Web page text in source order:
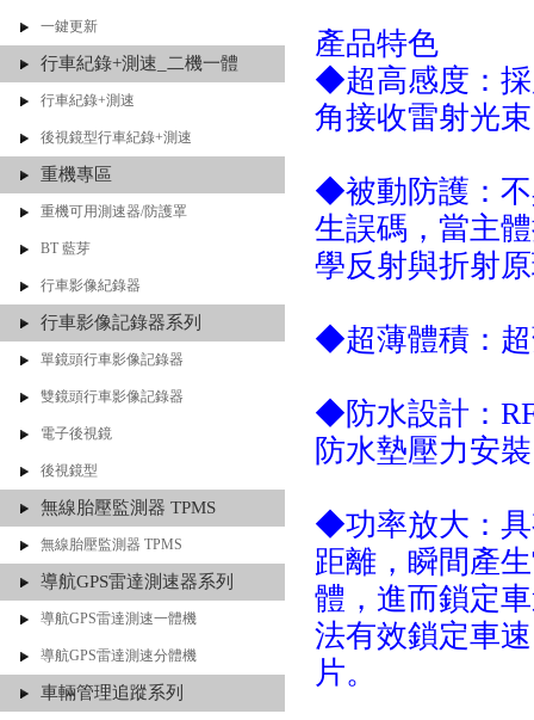
一鍵更新
行車紀錄+測速_二機一體
行車紀錄+測速
後視鏡型行車紀錄+測速
重機專區
重機可用測速器/防護罩
BT 藍芽
行車影像紀錄器
行車影像記錄器系列
單鏡頭行車影像記錄器
雙鏡頭行車影像記錄器
電子後視鏡
後視鏡型
無線胎壓監測器 TPMS
無線胎壓監測器 TPMS
導航GPS雷達測速器系列
導航GPS雷達測速一體機
導航GPS雷達測速分體機
車輛管理追蹤系列
產品特色
◆超高感度：採
角接收雷射光
◆被動防護：不
生誤碼，當主
學反射與折射
◆超薄體積：
◆防水設計：
防水墊壓力安
◆功率放大：具
距離，瞬間產
體，進而鎖定
法有效鎖定車
片。